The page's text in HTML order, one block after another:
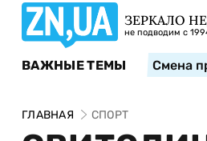
ЗЕРКАЛО
не подводим с
ВАЖНЫЕ ТЕМЫ Смена
ГЛАВНАЯ СПОРТ